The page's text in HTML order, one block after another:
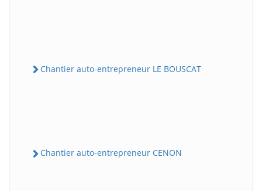
Chantier auto-entrepreneur LE BOUSCAT
Chantier auto-entrepreneur CENON